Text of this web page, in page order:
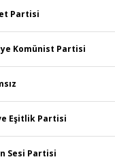
Partisi
Komünist Partisi
Eşitlik Partisi
Sesi Partisi